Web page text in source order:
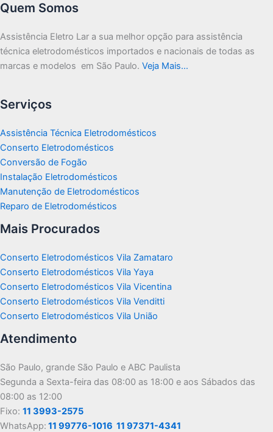
Quem Somos
Assistência Eletro Lar a sua melhor opção para assistência
técnica eletrodomésticos importados e nacionais de todas as
marcas e modelos em São Paulo. Veja Mais…
Serviços
Assistência Técnica Eletrodomésticos
Conserto Eletrodomésticos
Conversão de Fogão
Instalação Eletrodomésticos
Manutenção de Eletrodomésticos
Reparo de Eletrodomésticos
Mais Procurados
Conserto Eletrodomésticos Vila Zamataro
Conserto Eletrodomésticos Vila Yaya
Conserto Eletrodomésticos Vila Vicentina
Conserto Eletrodomésticos Vila Venditti
Conserto Eletrodomésticos Vila União
Atendimento
São Paulo, grande São Paulo e ABC Paulista
Segunda a Sexta-feira das 08:00 as 18:00 e aos Sábados das
08:00 as 12:00
Fixo: 11 3993-2575
WhatsApp: 11 99776-1016 11 97371-4341